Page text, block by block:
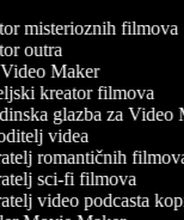
misterioznih filmova
outra
Maker
kreator filmova
glazba za Video
videa
romantičnih filmova
sci-fi filmova
video podcasta